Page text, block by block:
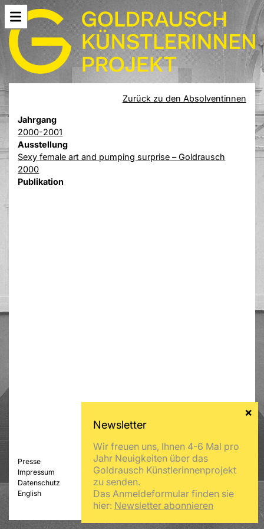
Zurück zu den Absolventinnen
Jahrgang
2000-2001
Ausstellung
Sexy female art and pumping surprise – Goldrausch
2000
Publikation
Presse
Impressum
Datenschutz
English
Wir freuen uns, Ihnen 4-6 Mal pro
Jahr Neuigkeiten über das
Goldrausch Künstlerinnenprojekt
zu senden.
Das Anmeldeformular finden sie
hier: Newsletter abonnieren